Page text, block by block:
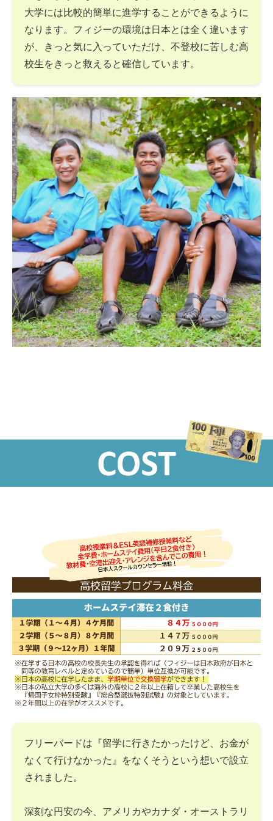
大学には比較的簡単に進学することができるように
なります。フィジーの環境は日本とは全く違います
が、きっと気に入っていただけ、不登校に苦しむ高
校生をきっと救えると確信しています。
フリーバードは『留学に行きたかったけど、お金が
なくて行けなかった』をなくそうという想いで設立
されました。
深刻な円安の今、アメリカやカナダ・オーストラリ